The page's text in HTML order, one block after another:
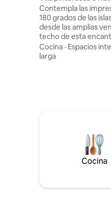
isla
Contempla las
180 grados de las
desde las amplias
techo de esta
de piedra de 230
antiguos
3 plantas, por lo que
bajar escaleras. El
Cocina · Espacios
larga
Cocina